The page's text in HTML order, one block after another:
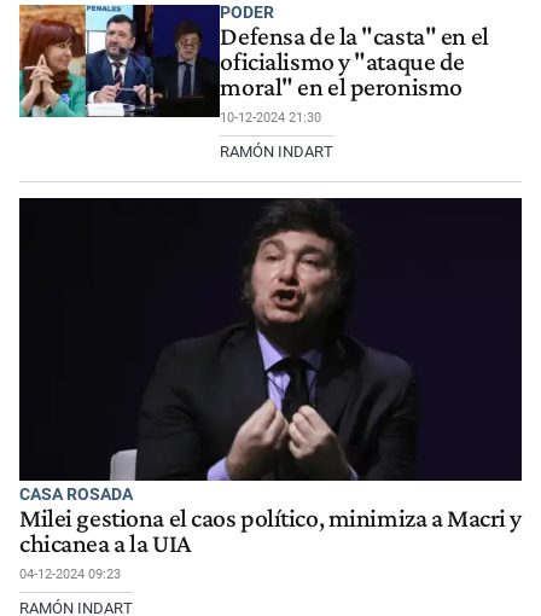
PODER
Defensa de la "casta" en el
oficialismo y "ataque de
moral" en el peronismo
10-12-2024 21:30
RAMÓN INDART
CASA ROSADA
Milei gestiona el caos político, minimiza a Macri y
chicanea a la UIA
04-12-2024 09:23
RAMÓN INDART